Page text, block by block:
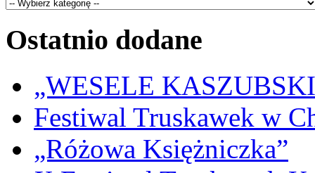
Ostatnio dodane
„WESELE
Festiwal Truskawek w
„Różowa Księżniczka”